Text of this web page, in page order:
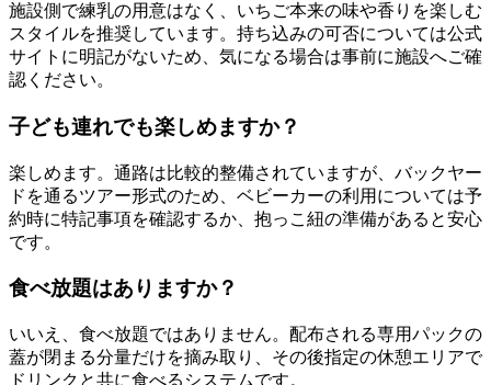
施設側で練乳の用意はなく、いちご本来の味や香りを楽しむ
スタイルを推奨しています。持ち込みの可否については公式
サイトに明記がないため、気になる場合は事前に施設へご確
認ください。
子ども連れでも楽しめますか？
楽しめます。通路は比較的整備されていますが、バックヤー
ドを通るツアー形式のため、ベビーカーの利用については予
約時に特記事項を確認するか、抱っこ紐の準備があると安心
です。
食べ放題はありますか？
いいえ、食べ放題ではありません。配布される専用パックの
蓋が閉まる分量だけを摘み取り、その後指定の休憩エリアで
ドリンクと共に食べるシステムです。